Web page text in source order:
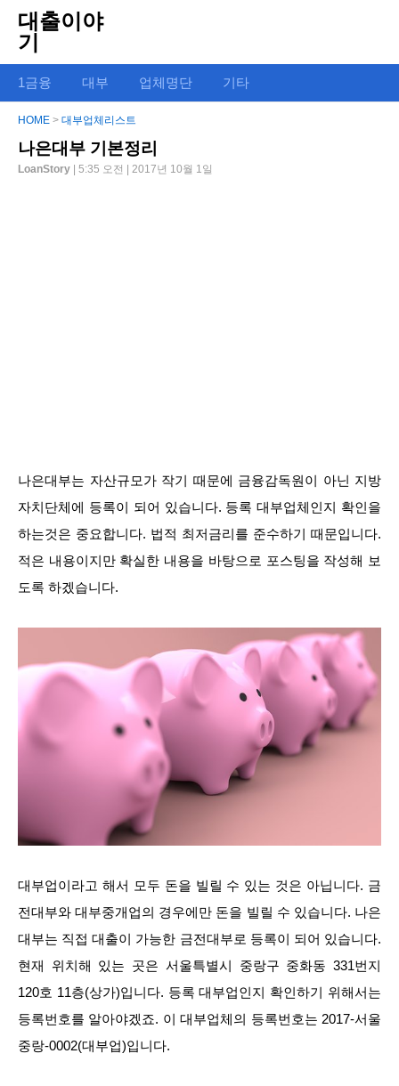
대출이야
기
1금융 대부 업체명단 기타
HOME > 대부업체리스트
나은대부 기본정리
LoanStory | 5:35 오전 | 2017년 10월 1일
나은대부는 자산규모가 작기 때문에 금융감독원이 아닌 지방
자치단체에 등록이 되어 있습니다. 등록 대부업체인지 확인을
하는것은 중요합니다. 법적 최저금리를 준수하기 때문입니다.
적은 내용이지만 확실한 내용을 바탕으로 포스팅을 작성해 보
도록 하겠습니다.
대부업이라고 해서 모두 돈을 빌릴 수 있는 것은 아닙니다. 금
전대부와 대부중개업의 경우에만 돈을 빌릴 수 있습니다. 나은
대부는 직접 대출이 가능한 금전대부로 등록이 되어 있습니다.
현재 위치해 있는 곳은 서울특별시 중랑구 중화동 331번지
120호 11층(상가)입니다. 등록 대부업인지 확인하기 위해서는
등록번호를 알아야겠죠. 이 대부업체의 등록번호는 2017-서울
중랑-0002(대부업)입니다.